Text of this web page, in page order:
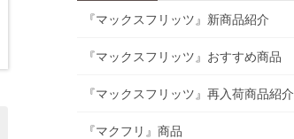
『マックスフリッツ』新商品紹介
『マックスフリッツ』おすすめ商品
『マックスフリッツ』再入荷商品紹介
『マクフリ』商品